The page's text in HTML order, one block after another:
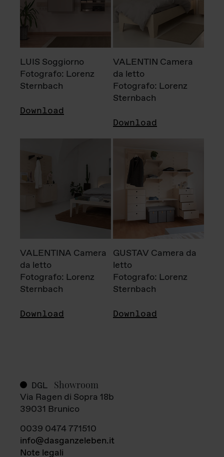
LUIS Soggiorno
Fotografo: Lorenz
Sternbach
Download
VALENTIN Camera
da letto
Fotografo: Lorenz
Sternbach
Download
VALENTINA Camera
da letto
Fotografo: Lorenz
Sternbach
Download
GUSTAV Camera da
letto
Fotografo: Lorenz
Sternbach
Download
DGL Showroom
Via Ragen di Sopra 18b
39031 Brunico
0039 0474 771510
info@dasganzeleben.it
Note legali